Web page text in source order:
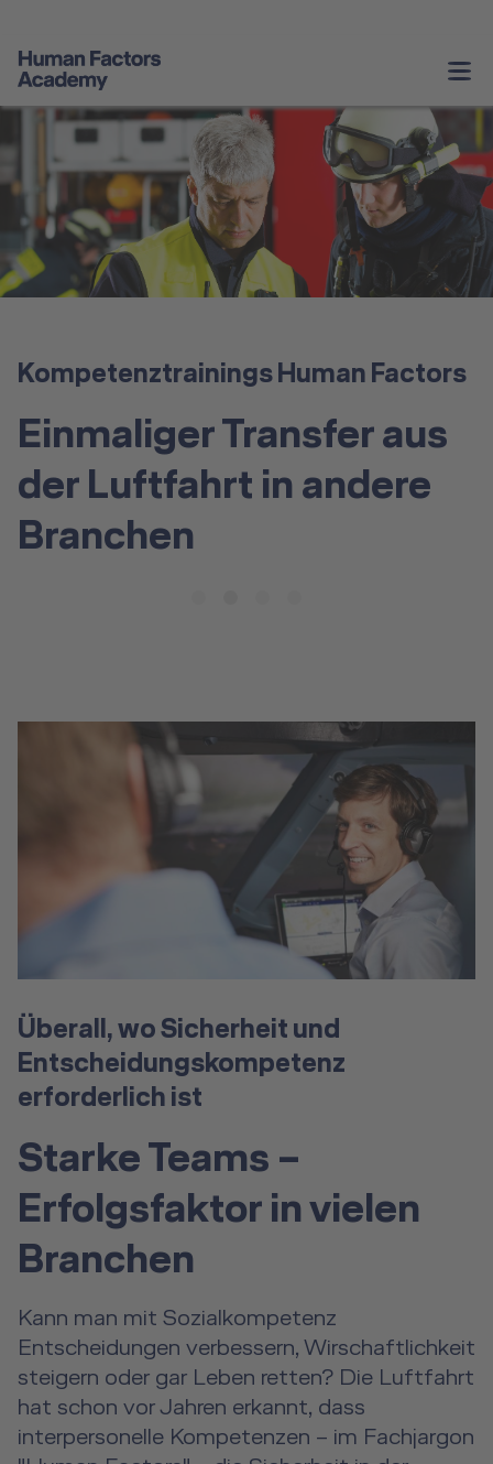
Unternehmenstrainings
Persönliche Weiterentwicklung
Service & Informationen
Kompetenztrainings Human Factors
Einmaliger Transfer aus
der Luftfahrt in andere
Branchen
Überall, wo Sicherheit und
Entscheidungskompetenz
erforderlich ist
Starke Teams –
Erfolgsfaktor in vielen
Branchen
Kann man mit Sozialkompetenz
Entscheidungen verbessern, Wirschaftlichkeit
steigern oder gar Leben retten? Die Luftfahrt
hat schon vor Jahren erkannt, dass
interpersonelle Kompetenzen – im Fachjargon